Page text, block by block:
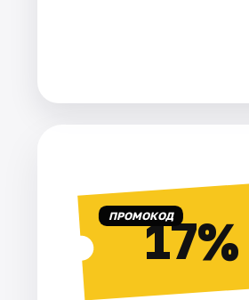
ПРОМОКОД17%